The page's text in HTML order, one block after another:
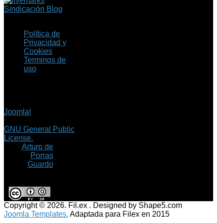
Sindicación Blog
Política de
Privacidad y
Cookies
Terminos de
uso
Joomla!
GNU General Public
License.
Arturo de
Porras
Guardo
Copyright © 2026. Fil.ex . Designed by Shape5.com
Joomla Templates. Adaptada para Filex en 2015